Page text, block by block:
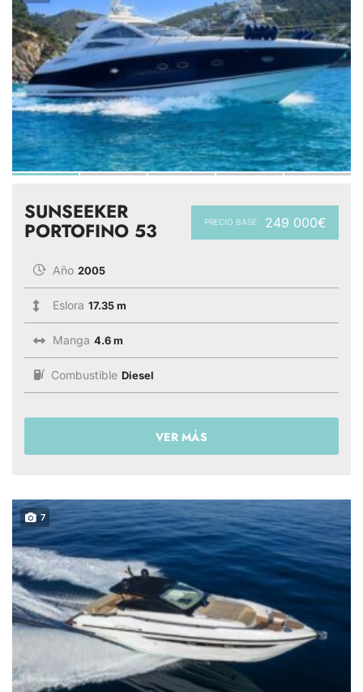
PRECIO BASE: 249 000€
SUNSEEKER
PORTOFINO 53
Año 2005
Eslora 17.35 m
Manga 4.6 m
Combustible Diesel
VER MÁS
7